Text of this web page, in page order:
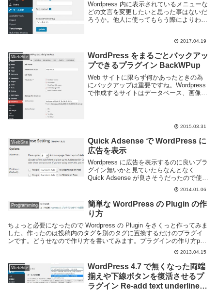
Wordpress 内に表示されているメニューな
どの文言を変更したいと思った事はないだ
ろうか。他人に使ってもらう際によりわか
う事があるかもしれない。しかしテーマや
言...
2017.04.19
WebSite
WordPress をまるごとバックアッ
プできるプラグイン BackWPup
Web サイトに限らず何かあったときの為
にバックアップは重要ですね。Wordpress
で作成するサイトはデータベース、画像、
2015.03.31
WebSite
Quick Adsense で WordPress に
広告を表示
Wordpress に広告を表示するのに良いプラ
グイン無いかと見ていたらなんとなく
Quick Adsense が良さそうだったので使っ
てみた。インストールWordpress の管理画
面からプラグインの新規追加を選び、検索
欄に "Quick...
2014.01.06
Programming
簡単な WordPress の Plugin の作
り方
ちょっと必要になったので Wordpress の Plugin をさくっと作ってみま
した。作ったのは投稿内のタグを別のタグに置換するだけのプラグイ
ンです。どうせなので作り方を書いてみます。プラグインの作り方php
2013.04.15
WebSite
WordPress 4.7 で無くなった両端
揃えや下線ボタンを復活させるプ
ラグイン Re-add text underline